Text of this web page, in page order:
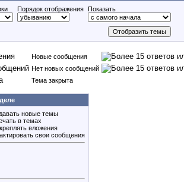
Порядок отображения Показать
Новые сообщения
Нет новых сообщений
Тема закрыта
новые темы
в темах
вложения
свои сообщения